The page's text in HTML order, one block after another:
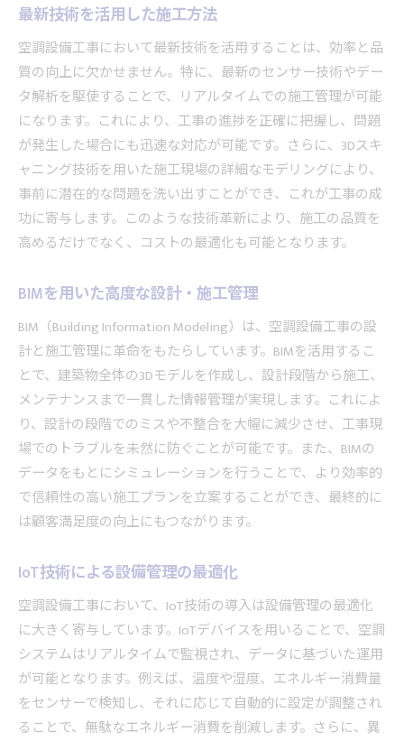
最新技術を活用した施工方法
空調設備工事において最新技術を活用することは、効率と品
質の向上に欠かせません。特に、最新のセンサー技術やデー
タ解析を駆使することで、リアルタイムでの施工管理が可能
になります。これにより、工事の進捗を正確に把握し、問題
が発生した場合にも迅速な対応が可能です。さらに、3Dスキ
ャニング技術を用いた施工現場の詳細なモデリングにより、
事前に潜在的な問題を洗い出すことができ、これが工事の成
功に寄与します。このような技術革新により、施工の品質を
高めるだけでなく、コストの最適化も可能となります。
BIMを用いた高度な設計・施工管理
BIM（Building Information Modeling）は、空調設備工事の設
計と施工管理に革命をもたらしています。BIMを活用するこ
とで、建築物全体の3Dモデルを作成し、設計段階から施工、
メンテナンスまで一貫した情報管理が実現します。これによ
り、設計の段階でのミスや不整合を大幅に減少させ、工事現
場でのトラブルを未然に防ぐことが可能です。また、BIMの
データをもとにシミュレーションを行うことで、より効率的
で信頼性の高い施工プランを立案することができ、最終的に
は顧客満足度の向上にもつながります。
IoT技術による設備管理の最適化
空調設備工事において、IoT技術の導入は設備管理の最適化
に大きく寄与しています。IoTデバイスを用いることで、空調
システムはリアルタイムで監視され、データに基づいた運用
が可能となります。例えば、温度や湿度、エネルギー消費量
をセンサーで検知し、それに応じて自動的に設定が調整され
ることで、無駄なエネルギー消費を削減します。さらに、異